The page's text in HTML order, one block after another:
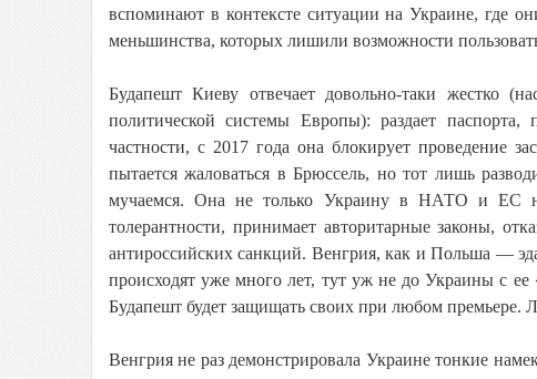
вспоминают в контексте ситуации на Украине, где
меньшинства, которых лишили возможности
Будапешт Киеву отвечает довольно-таки жестко
политической системы Европы): раздает
частности, с 2017 года она блокирует
пытается жаловаться в Брюссель, но тот лишь
мучаемся. Она не только Украину в НАТО и ЕС
толерантности, принимает авторитарные законы,
антироссийских санкций. Венгрия, как и Польша —
происходят уже много лет, тут уж не до Украины с
Будапешт будет защищать своих при любом премьере.
Венгрия не раз демонстрировала Украине тонкие